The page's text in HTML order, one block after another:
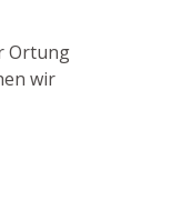
Ortung
wir